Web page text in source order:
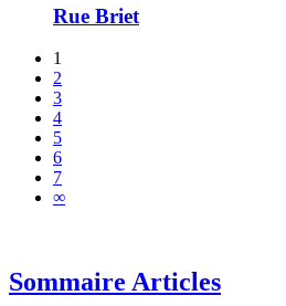
Rue Briet
1
2
3
4
5
6
7
∞
Sommaire Articles